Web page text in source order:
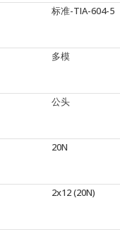
标准-TIA-604-5
多模
公头
20N
2x12 (20N)